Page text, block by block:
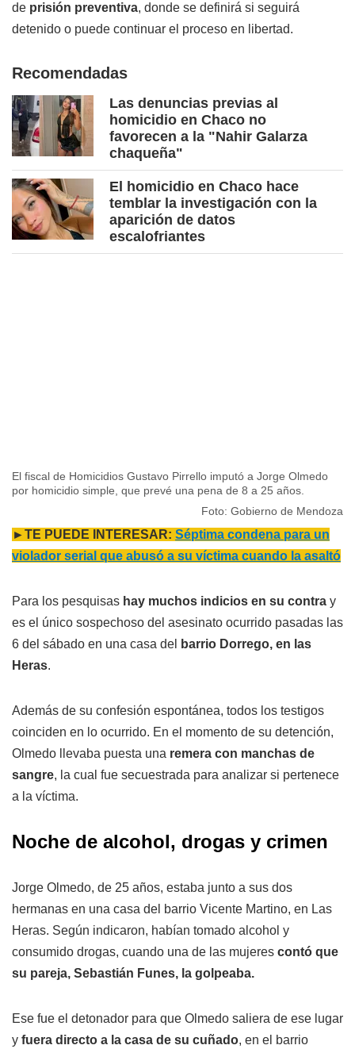
de prisión preventiva, donde se definirá si seguirá
detenido o puede continuar el proceso en libertad.
Recomendadas
Las denuncias previas al
homicidio en Chaco no
favorecen a la "Nahir Galarza
chaqueña"
El homicidio en Chaco hace
temblar la investigación con la
aparición de datos
escalofriantes
El fiscal de Homicidios Gustavo Pirrello imputó a Jorge Olmedo
por homicidio simple, que prevé una pena de 8 a 25 años.
Foto: Gobierno de Mendoza
►TE PUEDE INTERESAR: Séptima condena para un
violador serial que abusó a su víctima cuando la asaltó
Para los pesquisas hay muchos indicios en su contra y
es el único sospechoso del asesinato ocurrido pasadas las
6 del sábado en una casa del
barrio Dorrego, en las
Heras.
Además de su confesión espontánea, todos los testigos
coinciden en lo ocurrido. En el momento de su detención,
Olmedo llevaba puesta una remera con manchas de
sangre, la cual fue secuestrada para analizar si pertenece
a la víctima.
Noche de alcohol, drogas y crimen
Jorge Olmedo, de 25 años, estaba junto a sus dos
hermanas en una casa del barrio Vicente Martino, en Las
Heras. Según indicaron, habían tomado alcohol y
consumido drogas, cuando una de las mujeres contó que
su pareja, Sebastián Funes, la golpeaba.
Ese fue el detonador para que Olmedo saliera de ese lugar
y fuera directo a la casa de su cuñado, en el barrio